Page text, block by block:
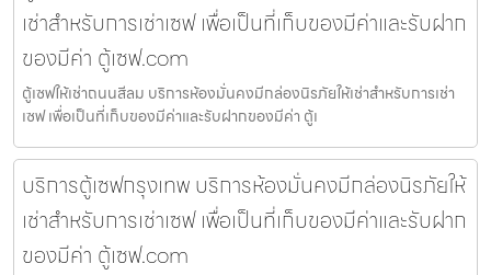
เช่าสำหรับการเช่าเซฟ เพื่อเป็นที่เก็บของมีค่าและรับฝาก
ของมีค่า ตู้เซฟ.com
ตู้เซฟให้เช่าถนนสีลม บริการห้องมั่นคงมีกล่องนิรภัยให้เช่าสำหรับการเช่า
เซฟ เพื่อเป็นที่เก็บของมีค่าและรับฝากของมีค่า ตู้เ
บริการตู้เซฟกรุงเทพ บริการห้องมั่นคงมีกล่องนิรภัยให้
เช่าสำหรับการเช่าเซฟ เพื่อเป็นที่เก็บของมีค่าและรับฝาก
ของมีค่า ตู้เซฟ.com